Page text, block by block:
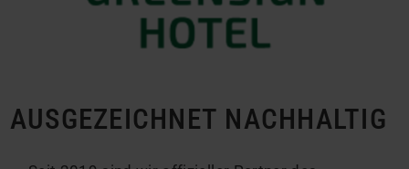
AUSGEZEICHNET NACHHALTIG